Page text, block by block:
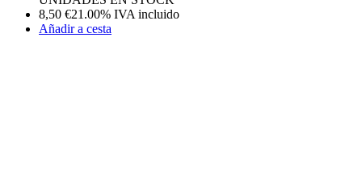
8,50 €21.00% IVA incluido
Añadir a cesta